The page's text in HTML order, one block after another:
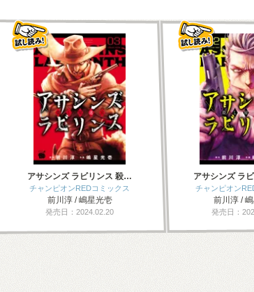
アサシンズ ラビリンス 殺…
チャンピオンREDコミックス
前川淳 / 嶋星光壱
発売日：2024.02.20
アサシンズ ラ
チャンピオン
前川淳 /
発売日：